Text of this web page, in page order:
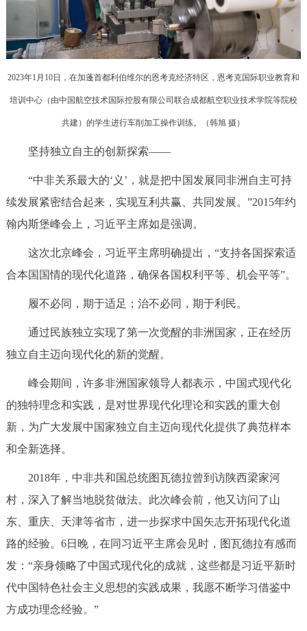
2023年1月10日，在加蓬首都利伯维尔的恩考克经济特区，恩考克国际职业教育和
培训中心（由中国航空技术国际控股有限公司联合成都航空职业技术学院等院校
共建）的学生进行车削加工操作训练。（韩旭 摄）
坚持独立自主的创新探索——
“中非关系最大的‘义’，就是把中国发展同非洲自主可持
续发展紧密结合起来，实现互利共赢、共同发展。”2015年约
翰内斯堡峰会上，习近平主席如是强调。
这次北京峰会，习近平主席明确提出，“支持各国探索适
合本国国情的现代化道路，确保各国权利平等、机会平等”。
履不必同，期于适足；治不必同，期于利民。
通过民族独立实现了第一次觉醒的非洲国家，正在经历
独立自主迈向现代化的新的觉醒。
峰会期间，许多非洲国家领导人都表示，中国式现代化
的独特理念和实践，是对世界现代化理论和实践的重大创
新，为广大发展中国家独立自主迈向现代化提供了典范样本
和全新选择。
2018年，中非共和国总统图瓦德拉曾到访陕西梁家河
村，深入了解当地脱贫做法。此次峰会前，他又访问了山
东、重庆、天津等省市，进一步探求中国矢志开拓现代化道
路的经验。6日晚，在同习近平主席会见时，图瓦德拉有感而
发：“亲身领略了中国式现代化的成就，这些都是习近平新时
代中国特色社会主义思想的实践成果，我愿不断学习借鉴中
方成功理念经验。”